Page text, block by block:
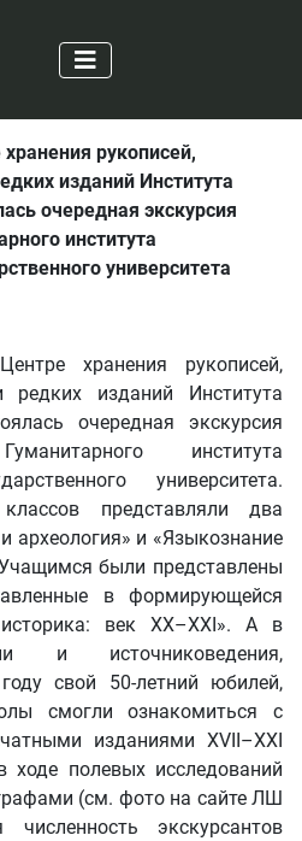
рукописей,
изданий Института
очередная экскурсия
института
университета
хранения рукописей,
редких изданий Института
очередная экскурсия
института
университета.
представляли два
археология» и «Языкознание
были представлены
в формирующейся
век XX–XXI». А в
и источниковедения,
свой 50-летний юбилей,
смогли ознакомиться с
изданиями XVII–XXI
ходе полевых исследований
(см. фото на сайте ЛШ
экскурсантов